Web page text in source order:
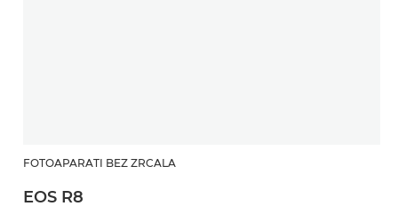
FOTOAPARATI BEZ ZRCALA
EOS R8